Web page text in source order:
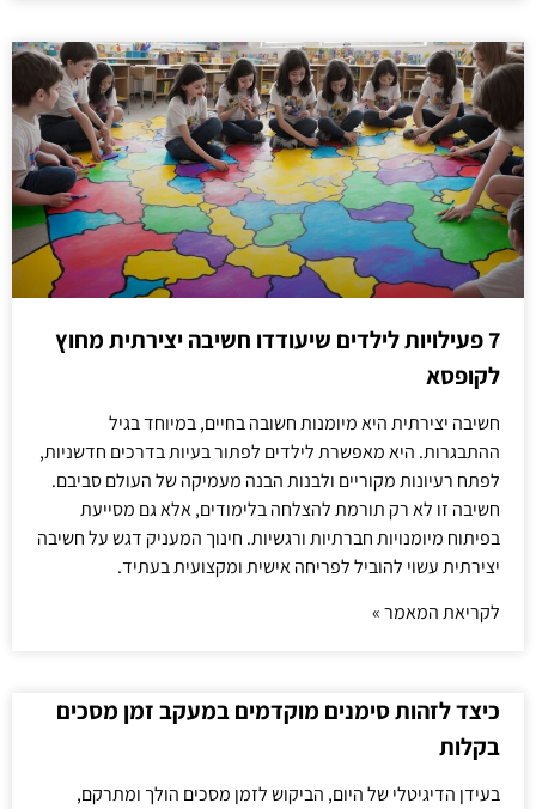
7 פעילויות לילדים שיעודדו חשיבה יצירתית מחוץ
לקופסא
חשיבה יצירתית היא מיומנות חשובה בחיים, במיוחד בגיל
ההתבגרות. היא מאפשרת לילדים לפתור בעיות בדרכים חדשניות,
לפתח רעיונות מקוריים ולבנות הבנה מעמיקה של העולם סביבם.
חשיבה זו לא רק תורמת להצלחה בלימודים, אלא גם מסייעת
בפיתוח מיומנויות חברתיות ורגשיות. חינוך המעניק דגש על חשיבה
יצירתית עשוי להוביל לפריחה אישית ומקצועית בעתיד.
לקריאת המאמר »
כיצד לזהות סימנים מוקדמים במעקב זמן מסכים
בקלות
בעידן הדיגיטלי של היום, הביקוש לזמן מסכים הולך ומתרקם,